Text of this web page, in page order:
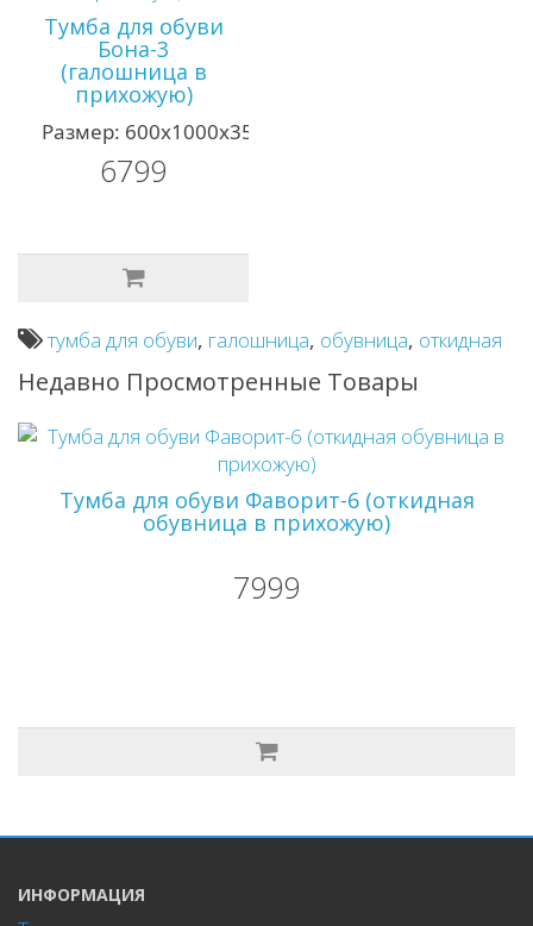
Тумба для обуви
Бона-3
(галошница в
прихожую)
Размер: 600х1000х350&..
6799
тумба для обуви, галошница, обувница, откидная
Недавно Просмотренные Товары
Тумба для обуви Фаворит-6 (откидная
обувница в прихожую)
7999
ИНФОРМАЦИЯ